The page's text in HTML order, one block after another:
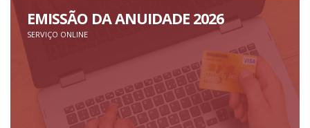
EMISSÃO DA ANUIDADE 2026
SERVIÇO ONLINE